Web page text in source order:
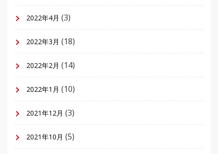
2022年4月 (3)
2022年3月 (18)
2022年2月 (14)
2022年1月 (10)
2021年12月 (3)
2021年10月 (5)